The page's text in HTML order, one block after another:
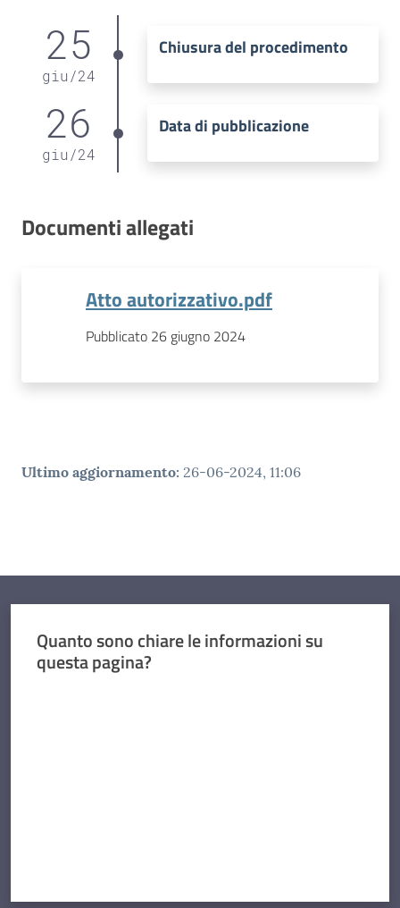
25
giu /24
Chiusura del procedimento
26
giu /24
Data di pubblicazione
Documenti allegati
Atto autorizzativo.pdf
Pubblicato 26 giugno 2024
Ultimo aggiornamento: 26-06-2024, 11:06
Quanto sono chiare le informazioni su
questa pagina?